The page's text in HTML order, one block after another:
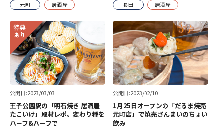
元町 居酒屋 長田 居酒屋
公開日:2023/03/03
王子公園駅の「明石焼き 居酒屋
たこいけ」取材レポ。変わり種を
ハーフ&ハーフで
公開日:2023/02/10
1月25日オープンの「だるま焼売
元町店」で焼売ざんまいのちょい
飲み